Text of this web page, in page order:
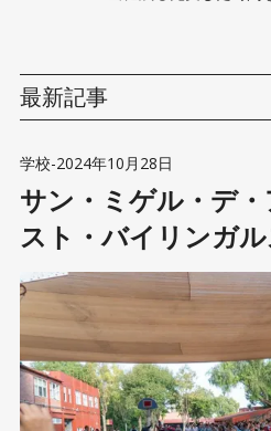
最新記事
学校-2024年10月28日
サン・ミゲル・デ
スト・バイリンガ